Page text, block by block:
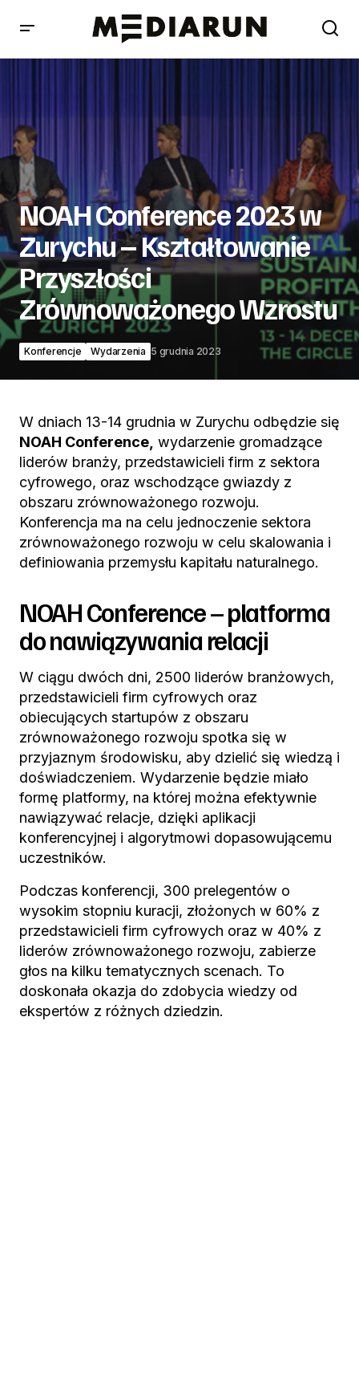
NOAH Conference 2023 w
Zurychu – Kształtowanie
Przyszłości
Zrównoważonego Wzrostu
Konferencje Wydarzenia 5 grudnia 2023
W dniach 13-14 grudnia w Zurychu odbędzie się
NOAH Conference, wydarzenie gromadzące
liderów branży, przedstawicieli firm z sektora
cyfrowego, oraz wschodzące gwiazdy z
obszaru zrównoważonego rozwoju.
Konferencja ma na celu jednoczenie sektora
zrównoważonego rozwoju w celu skalowania i
definiowania przemysłu kapitału naturalnego.
NOAH Conference – platforma
do nawiązywania relacji
W ciągu dwóch dni, 2500 liderów branżowych,
przedstawicieli firm cyfrowych oraz
obiecujących startupów z obszaru
zrównoważonego rozwoju spotka się w
przyjaznym środowisku, aby dzielić się wiedzą i
doświadczeniem. Wydarzenie będzie miało
formę platformy, na której można efektywnie
nawiązywać relacje, dzięki aplikacji
konferencyjnej i algorytmowi dopasowującemu
uczestników.
Podczas konferencji, 300 prelegentów o
wysokim stopniu kuracji, złożonych w 60% z
przedstawicieli firm cyfrowych oraz w 40% z
liderów zrównoważonego rozwoju, zabierze
głos na kilku tematycznych scenach. To
doskonała okazja do zdobycia wiedzy od
ekspertów z różnych dziedzin.